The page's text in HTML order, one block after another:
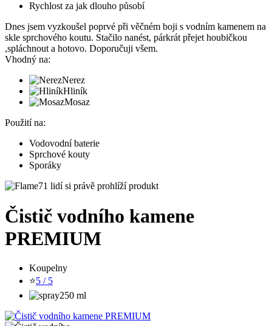
Rychlost za jak dlouho působí
Dnes jsem vyzkoušel poprvé při věčném boji s vodním kamenem na
skle sprchového koutu. Stačilo nanést, párkrát přejet houbičkou
,spláchnout a hotovo. Doporučuji všem.
Vhodný na:
Nerez
Hliník
Mosaz
Použití na:
Vodovodní baterie
Sprchové kouty
Sporáky
71 lidí si právě prohlíží produkt
Čistič vodního kamene
PREMIUM
Koupelny
⭐5 / 5
250 ml